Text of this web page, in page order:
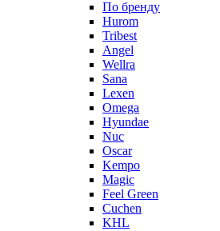
По бренду
Hurom
Tribest
Angel
Wellra
Sana
Lexen
Omega
Hyundae
Nuc
Oscar
Kempo
Magic
Feel Green
Cuchen
KHL